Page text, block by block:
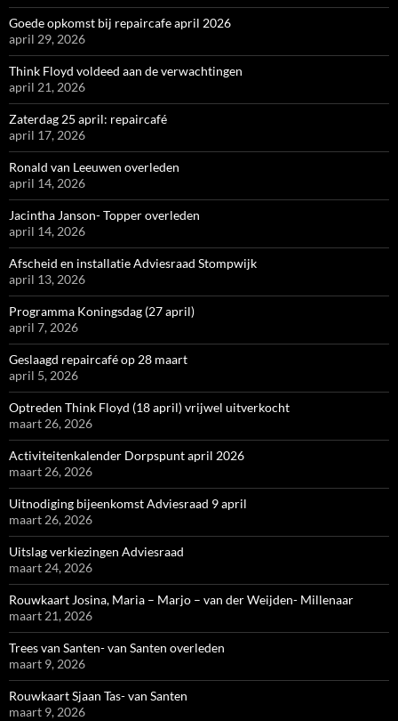
Goede opkomst bij repaircafe april 2026
april 29, 2026
Think Floyd voldeed aan de verwachtingen
april 21, 2026
Zaterdag 25 april: repaircafé
april 17, 2026
Ronald van Leeuwen overleden
april 14, 2026
Jacintha Janson- Topper overleden
april 14, 2026
Afscheid en installatie Adviesraad Stompwijk
april 13, 2026
Programma Koningsdag (27 april)
april 7, 2026
Geslaagd repaircafé op 28 maart
april 5, 2026
Optreden Think Floyd (18 april) vrijwel uitverkocht
maart 26, 2026
Activiteitenkalender Dorpspunt april 2026
maart 26, 2026
Uitnodiging bijeenkomst Adviesraad 9 april
maart 26, 2026
Uitslag verkiezingen Adviesraad
maart 24, 2026
Rouwkaart Josina, Maria – Marjo – van der Weijden- Millenaar
maart 21, 2026
Trees van Santen- van Santen overleden
maart 9, 2026
Rouwkaart Sjaan Tas- van Santen
maart 9, 2026